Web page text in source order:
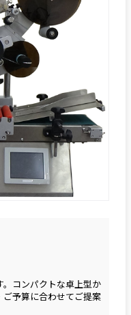
コンパクトな卓上型か
予算に合わせてご提案